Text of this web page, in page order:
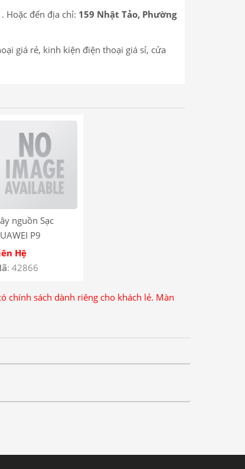
. Hoặc đến địa chỉ: 159 Nhật Tảo, Phường
giá rẻ, kinh kiện điện thoại giá sỉ, cửa
nguồn Sạc
P9
Hệ
: 42866
chính sách dành riêng cho khách lẻ. Màn